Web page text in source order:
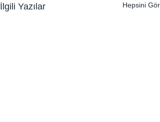
İlgili Yazılar Hepsini Gör